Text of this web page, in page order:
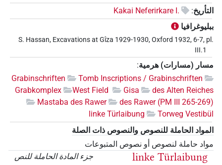
التأريخ:
Kakai Neferirkare I.
ببليوغرافيا
S. Hassan, Excavations at Gîza 1929-1930, Oxford 1932, 6-7, pl.
III.1
مسار (مسارات) هرمية:
Tomb Inscriptions / Grabinschriften
Grabinschriften
des Alten Reiches
Gisa
West Field
Grabkomplex
des Rawer (PM III 265-269)
Mastaba des Rawer
Torweg Vestibül
linke Türlaibung
المواد الحاملة للنصوص والنصوص ذات الصلة
مواد حاملة لنصوص أو نصوص المتبوعات
جزء المادة الحاملة للنص
linke Türlaibung